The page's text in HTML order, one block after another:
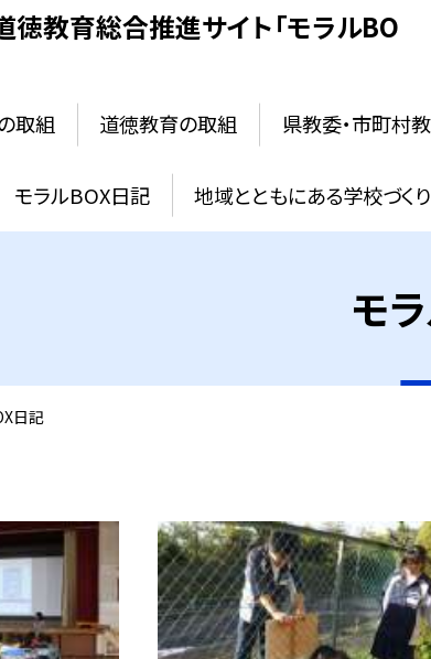
教育総合推進サイト「モラルBO
取組 道徳教育の取組 県教委・市町村
モラルBOX日記 地域とともにある学校づくり
モ
日記